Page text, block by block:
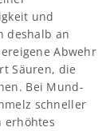
und
deshalb an
Abwehr
Säuren, die
Bei Mund­
schneller
erhöhtes